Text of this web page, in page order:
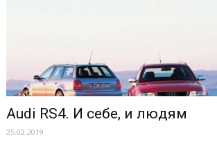
Audi RS4. И себе, и людям
25.02.2019